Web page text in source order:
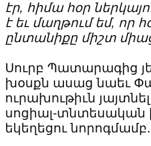
էր, հիմա հօր
է եւ մաղթում եմ, որ
ընտանիքը միշտ
Սուրբ Պատարագից
խօսքն ասաց նաեւ
ուրախութիւն
սոցիալ-տնտեսական
եկեղեցու նորոգմամբ.